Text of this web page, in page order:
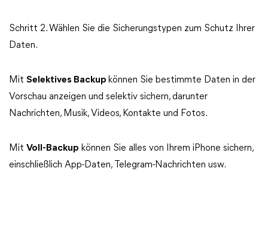
Schritt 2. Wählen Sie die Sicherungstypen zum Schutz Ihrer
Daten.
Mit Selektives Backup können Sie bestimmte Daten in der
Vorschau anzeigen und selektiv sichern, darunter
Nachrichten, Musik, Videos, Kontakte und Fotos.
Mit Voll-Backup können Sie alles von Ihrem iPhone sichern,
einschließlich App-Daten, Telegram-Nachrichten usw.